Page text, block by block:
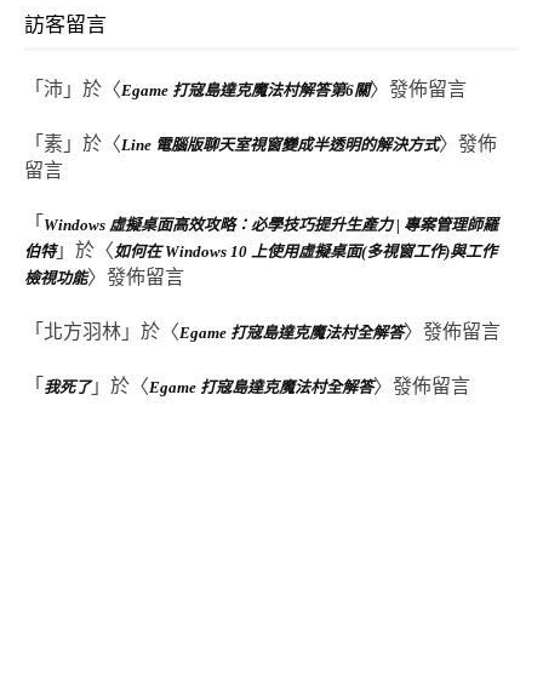
訪客留言
「 沛 」於〈Egame 打寇島達克魔法村解答第6關〉發佈留言
「 素 」於〈Line 電腦版聊天室視窗變成半透明的解決方式〉發佈
留言
「 Windows 虛擬桌面高效攻略：必學技巧提升生產力 | 專案管理師羅
伯特」於〈 如何在 Windows 10 上使用虛擬桌面(多視窗工作)與工作
檢視功能〉發佈留言
「 北方羽林 」於〈Egame 打寇島達克魔法村全解答〉發佈留言
「 我死了」於〈Egame 打寇島達克魔法村全解答〉發佈留言